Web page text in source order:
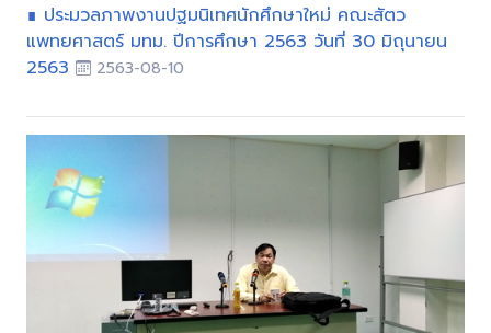
∎ ประมวลภาพงานปฐมนิเทศนักศึกษาใหม่ คณะสัตว
แพทยศาสตร์ มทม. ปีการศึกษา 2563 วันที่ 30 มิถุนายน
2563
2563-08-10